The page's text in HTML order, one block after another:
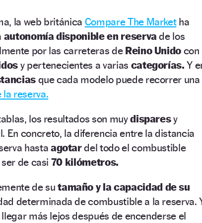
la web británica Compare The Marketha
autonomía disponible en reserva de los
por las carreteras de Reino Unido con
y pertenecientes a varias categorías. Y
que cada modelo puede recorrer una
reserva.
los resultados son muydisparesy
En concreto, la diferencia entre la distancia
hasta agotardel todo el combustible
de casi 70 kilómetros.
de sutamaño y la capacidad de su
determinada de combustible a la reserva.
más lejos después de encenderse el